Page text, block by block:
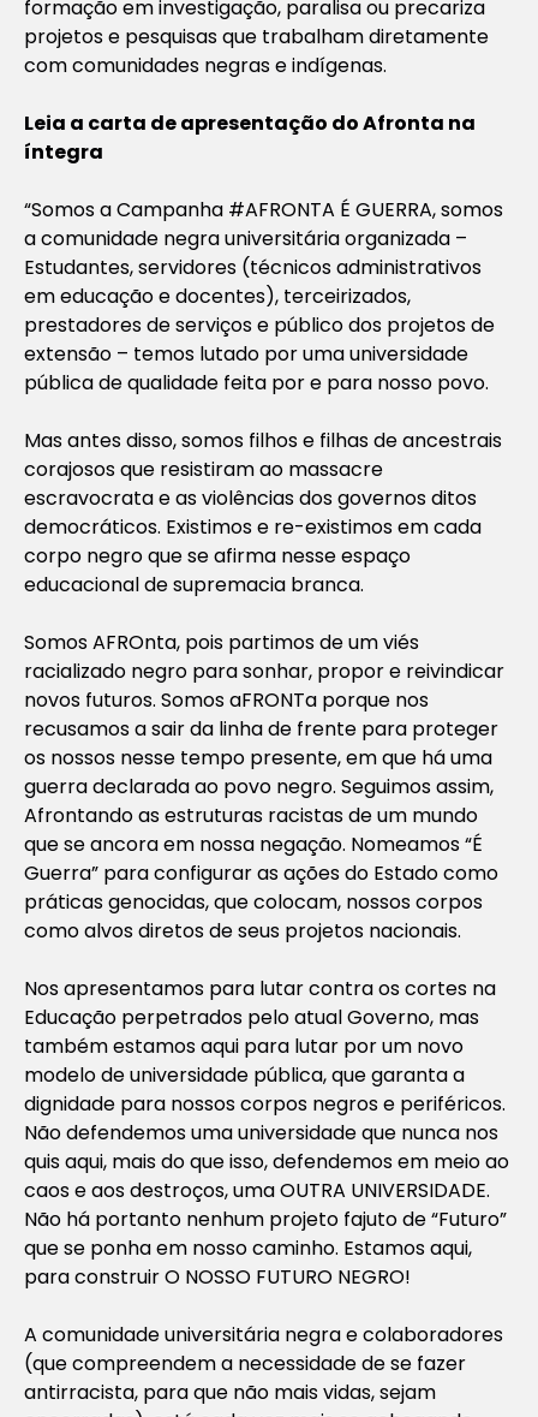
formação em investigação, paralisa ou precariza
projetos e pesquisas que trabalham diretamente
com comunidades negras e indígenas.
Leia a carta de apresentação do Afronta na
íntegra
“Somos a Campanha #AFRONTA É GUERRA, somos
a comunidade negra universitária organizada –
Estudantes, servidores (técnicos administrativos
em educação e docentes), terceirizados,
prestadores de serviços e público dos projetos de
extensão – temos lutado por uma universidade
pública de qualidade feita por e para nosso povo.
Mas antes disso, somos filhos e filhas de ancestrais
corajosos que resistiram ao massacre
escravocrata e as violências dos governos ditos
democráticos. Existimos e re-existimos em cada
corpo negro que se afirma nesse espaço
educacional de supremacia branca.
Somos AFROnta, pois partimos de um viés
racializado negro para sonhar, propor e reivindicar
novos futuros. Somos aFRONTa porque nos
recusamos a sair da linha de frente para proteger
os nossos nesse tempo presente, em que há uma
guerra declarada ao povo negro. Seguimos assim,
Afrontando as estruturas racistas de um mundo
que se ancora em nossa negação. Nomeamos “É
Guerra” para configurar as ações do Estado como
práticas genocidas, que colocam, nossos corpos
como alvos diretos de seus projetos nacionais.
Nos apresentamos para lutar contra os cortes na
Educação perpetrados pelo atual Governo, mas
também estamos aqui para lutar por um novo
modelo de universidade pública, que garanta a
dignidade para nossos corpos negros e periféricos.
Não defendemos uma universidade que nunca nos
quis aqui, mais do que isso, defendemos em meio ao
caos e aos destroços, uma OUTRA UNIVERSIDADE.
Não há portanto nenhum projeto fajuto de “Futuro”
que se ponha em nosso caminho. Estamos aqui,
para construir O NOSSO FUTURO NEGRO!
A comunidade universitária negra e colaboradores
(que compreendem a necessidade de se fazer
antirracista, para que não mais vidas, sejam